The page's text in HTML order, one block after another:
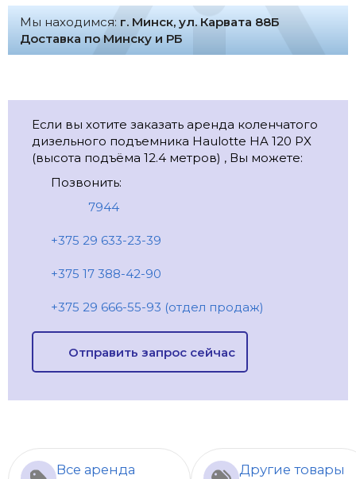
Мы находимся: г. Минск, ул. Карвата 88Б
Доставка по Минску и РБ
Если вы хотите заказать аренда коленчатого
дизельного подъемника Haulotte HA 120 PX
(высота подъёма 12.4 метров) , Вы можете:
Позвонить:
7944
+375 29 633-23-39
+375 17 388-42-90
+375 29 666-55-93 (отдел продаж)
Отправить запрос сейчас
Все аренда
Другие товары